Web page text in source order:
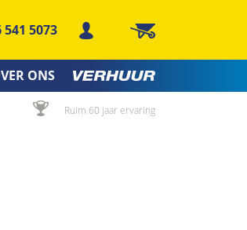
541 5073 Winkelwagen
ONS
Ruim 60 jaar ervaring